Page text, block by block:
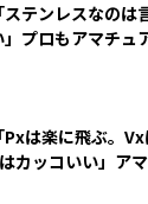
「ステンレスなの
」プロもアマチュ
「Pxは楽に飛ぶ。
カッコいい」ア